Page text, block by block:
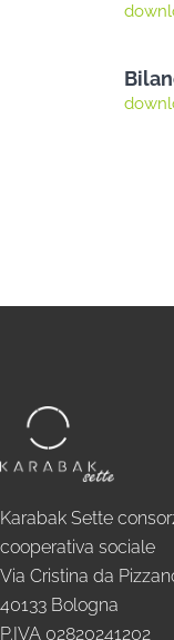
Karabak Sette
cooperativa sociale
Via Cristina da
40133 Bologna
P.IVA 02820241202